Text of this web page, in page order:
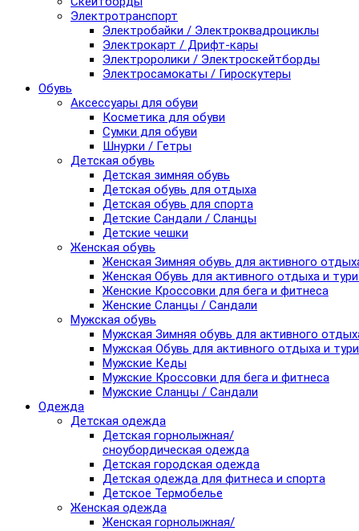
Электротранспорт
Электробайки / Электроквадроциклы
Электрокарт / Дрифт-кары
Электроролики / Электроскейтборды
Электросамокаты / Гироскутеры
Обувь
Аксессуары для обуви
Косметика для обуви
Сумки для обуви
Шнурки / Гетры
Детская обувь
Детская зимняя обувь
Детская обувь для отдыха
Детская обувь для спорта
Детские Сандали / Сланцы
Детские чешки
Женская обувь
Женская Зимняя обувь для активного
Женская Обувь для активного отдыха и
Женские Кроссовки для бега и фитнеса
Женские Сланцы / Сандали
Мужская обувь
Мужская Зимняя обувь для активного
Мужская Обувь для активного отдыха и
Мужские Кеды
Мужские Кроссовки для бега и фитнеса
Мужские Сланцы / Сандали
Одежда
Детская одежда
Детская горнолыжная/
сноубордическая одежда
Детская городская одежда
Детская одежда для фитнеса и спорта
Детское Термобелье
Женская одежда
Женская горнолыжная/